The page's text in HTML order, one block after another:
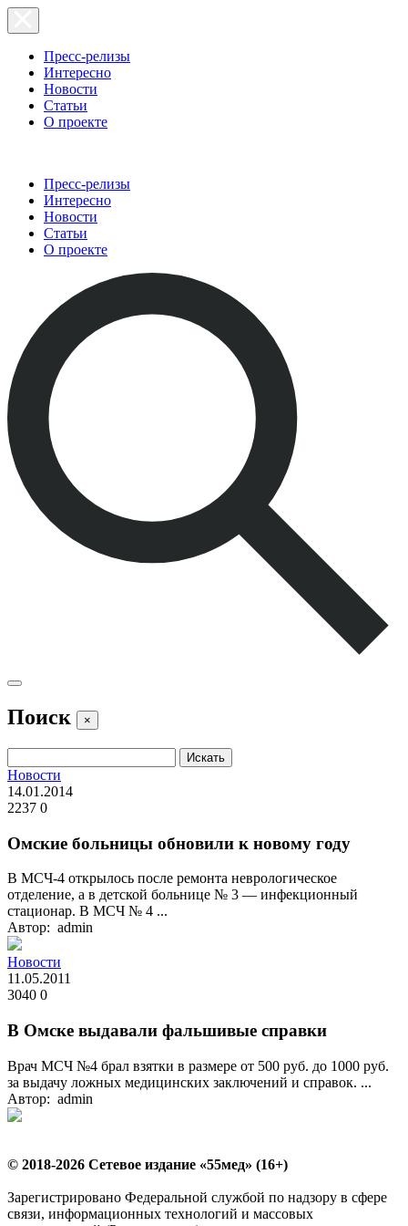
Пресс-релизы
Интересно
Новости
Статьи
О проекте
Пресс-релизы
Интересно
Новости
Статьи
О проекте
Поиск ×
Новости
14.01.2014
2237 0
Омские больницы обновили к новому году
В МСЧ-4 открылось после ремонта неврологическое
отделение, а в детской больнице № 3 — инфекционный
стационар. В МСЧ № 4 ...
Автор: admin
Новости
11.05.2011
3040 0
В Омске выдавали фальшивые справки
Врач МСЧ №4 брал взятки в размере от 500 руб. до 1000 руб.
за выдачу ложных медицинских заключений и справок. ...
Автор: admin
© 2018-2026 Сетевое издание «55мед» (16+)
Зарегистрировано Федеральной службой по надзору в сфере
связи, информационных технологий и массовых